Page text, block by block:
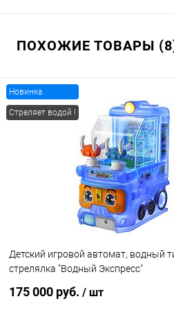
ПОХОЖИЕ ТОВАРЫ
Новинка
Стреляет водой !
Детский игровой автомат, водный
стрелялка "Водный Экспресс"
175 000 руб. / шт